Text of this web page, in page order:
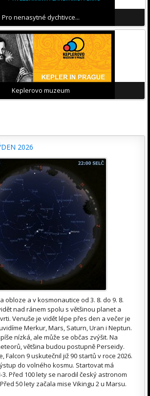
Pro nenasytné dychtivce...
Keplerovo muzeum
2026
obloze a v kosmonautice od 3. 8. do 9. 8.
nad ránem spolu s většinou planet a
Venuše je vidět lépe přes den a večer je
Merkur, Mars, Saturn, Uran i Neptun.
nízká, ale může se občas zvýšit. Na
většina budou postupně Perseidy.
Falcon 9 uskutečnil již 90 startů v roce 2026.
do volného kosmu. Startovat má
Před 100 lety se narodil český astronom
50 lety začala mise Vikingu 2 u Marsu.